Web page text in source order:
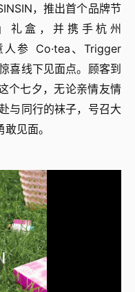
，推出首个品牌节
礼盒，并携手杭州
人参 Co·tea、Trigger
喜线下见面点。顾客到
个七夕，无论亲情友情
与同行的袜子，号召大
见面。